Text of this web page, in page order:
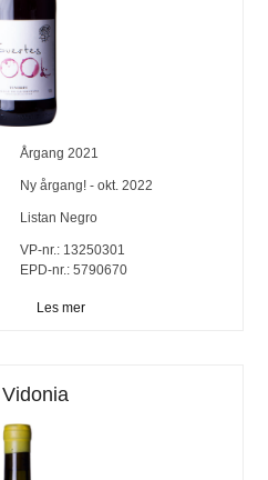
Årgang 2021
Ny årgang! - okt. 2022
Listan Negro
VP-nr.:13250301
EPD-nr.: 5790670
Les mer